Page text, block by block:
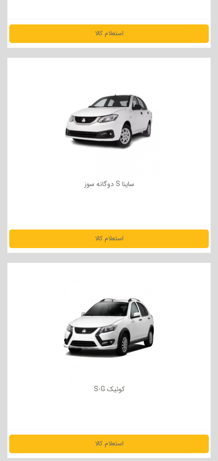
استعلام کالا
مشاهده جزئیات
ساینا S دوگانه سوز
استعلام کالا
مشاهده جزئیات
کوئیک S-G
استعلام کالا